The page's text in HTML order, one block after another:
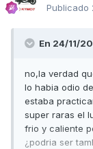
Publicado
En 24/11/
no,la verdad
lo habia odio
estaba
super raras el
frio y caliente
¿podria ser